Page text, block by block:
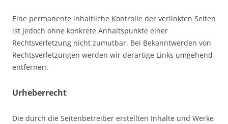
Eine permanente inhaltliche Kontrolle der verlinkten Seiten
ist jedoch ohne konkrete Anhaltspunkte einer
Rechtsverletzung nicht zumutbar. Bei Bekanntwerden von
Rechtsverletzungen werden wir derartige Links umgehend
entfernen.
Urheberrecht
Die durch die Seitenbetreiber erstellten Inhalte und Werke